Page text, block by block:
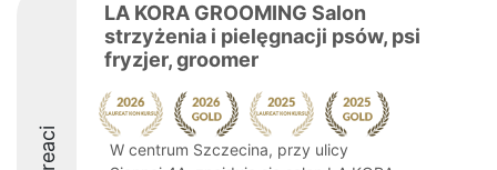
LA KORA GROOMING Salon
strzyżenia i pielęgnacji psów, psi
fryzjer, groomer
W centrum Szczecina, przy ulicy